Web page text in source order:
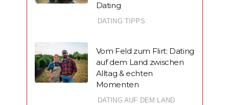
Dating
DATING TIPPS
Vom Feld zum Flirt: Dating
auf dem Land zwischen
Alltag & echten
Momenten
DATING AUF DEM LAND